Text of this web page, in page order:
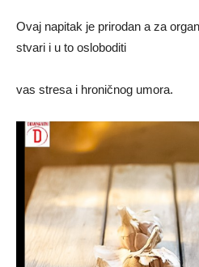
Ovaj napitak je prirodan a za
stvari i u to osloboditi
vas stresa i hroničnog umora.